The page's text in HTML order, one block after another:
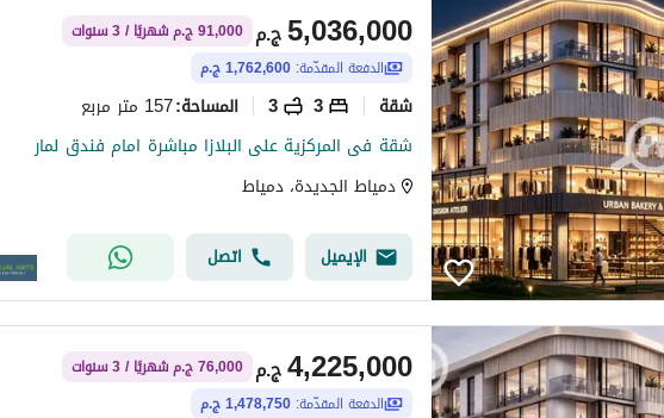
ج.م5,036,000
91,000 ج.م شهريًا / 3 سنوات
الدفعة المقدّمة: 1,762,600 ج.م
شقة 3
3 المساحة:157 متر مربع
شقة فى المركزية على البلازا مباشرة امام فندق لمار
دمياط الجديدة، دمياط
الإيميل اتصل
ج.م4,225,000
76,000 ج.م شهريًا / 3 سنوات
الدفعة المقدّمة: 1,478,750 ج.م